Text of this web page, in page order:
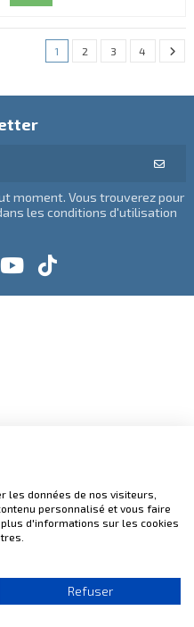
1 2 3 4
moment. Vous trouverez pour
les conditions d'utilisation
les données de nos visiteurs,
personnalisé et vous faire
d'informations sur les cookies
Refuser